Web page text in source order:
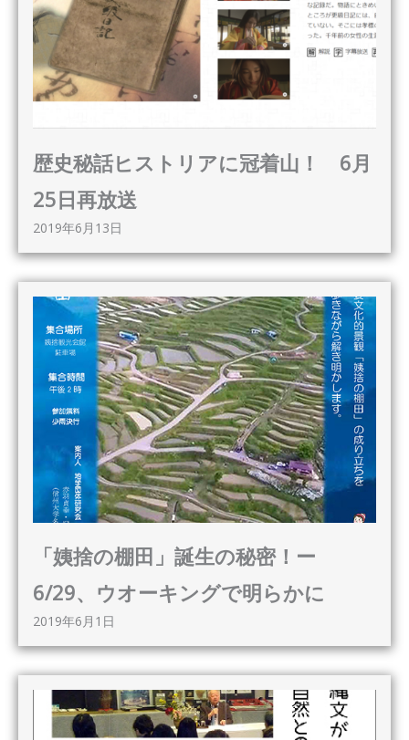
歴史秘話ヒストリアに冠着山！ 6月
25日再放送
2019年6月13日
「姨捨の棚田」誕生の秘密！ー
6/29、ウオーキングで明らかに
2019年6月1日